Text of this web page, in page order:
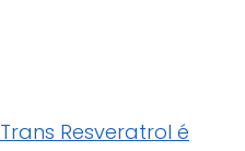
Trans Resveratrol é